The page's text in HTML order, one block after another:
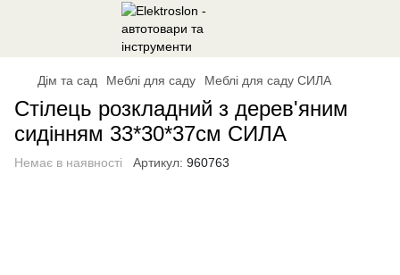
Дім та сад Меблі для саду Меблі для саду СИЛА
Стілець розкладний з дерев'яним
сидінням 33*30*37см СИЛА
Немає в наявності Артикул: 960763